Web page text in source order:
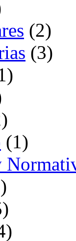
(2)
(3)
(1)